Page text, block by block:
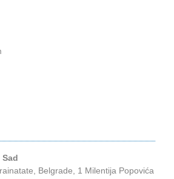
Belgrade, 1 Milentija Popovića